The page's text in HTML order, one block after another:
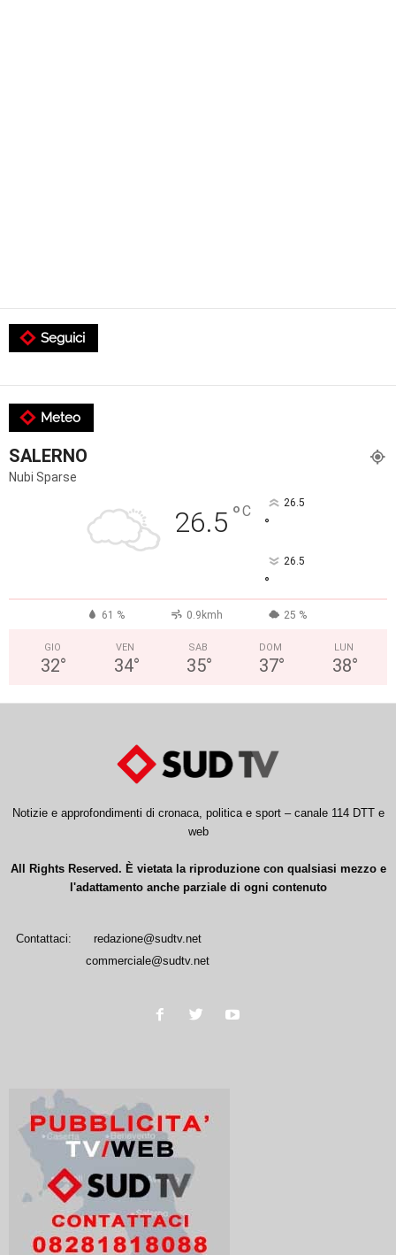
Seguici
Meteo
SALERNO
Nubi Sparse
26.5 °C 26.5
°
26.5
°
61 % 0.9kmh 25 %
GIO
32°
VEN
34°
SAB
35°
DOM
37°
LUN
38°
Notizie e approfondimenti di cronaca, politica e sport – canale 114 DTT e
web
All Rights Reserved. È vietata la riproduzione con qualsiasi mezzo e
l'adattamento anche parziale di ogni contenuto
Contattaci:
redazione@sudtv.net
commerciale@sudtv.net